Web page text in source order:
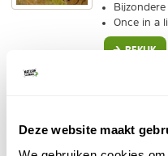
Deze website maakt
Once in a
BEKIJK
12-daagse